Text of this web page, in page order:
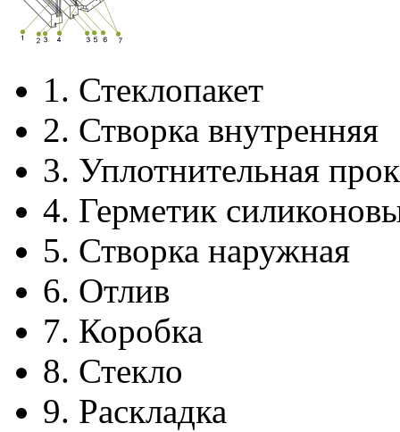
1. Стеклопакет
2. Створка внутренняя
3. Уплотнительная
4. Герметик
5. Створка наружная
6. Отлив
7. Коробка
8. Стекло
9. Раскладка